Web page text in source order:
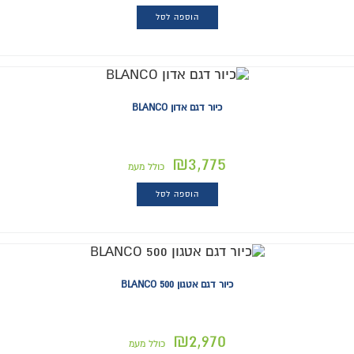
הוספה לסל
כיור דגם אדון BLANCO
₪3,775 כולל מעמ
הוספה לסל
כיור דגם אטגון BLANCO 500
₪2,970 כולל מעמ